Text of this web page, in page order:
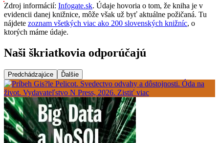
Zdroj informácií: Infogate.sk. Údaje hovoria o tom, že kniha je v
evidencii danej knižnice, môže však už byť aktuálne požičaná. Tu
nájdete zoznam všetkých viac ako 200 slovenských knižníc, o
ktorých máme údaje.
Naši škriatkovia odporúčajú
Predchádzajúce Ďalšie